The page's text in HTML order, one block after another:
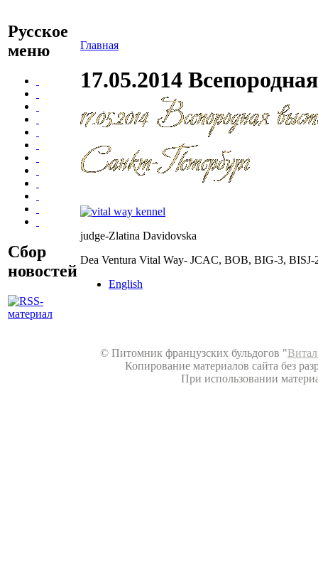
Русское
меню
Сбор
новостей
Главная
17.05.2014
judge-Zlatina Davidovska
Dea Ventura Vital Way- JCAC, BOB, BIG-3, BISJ-
English
© Питомник французских бульдогов "
Копирование материалов сайта без
При использовании